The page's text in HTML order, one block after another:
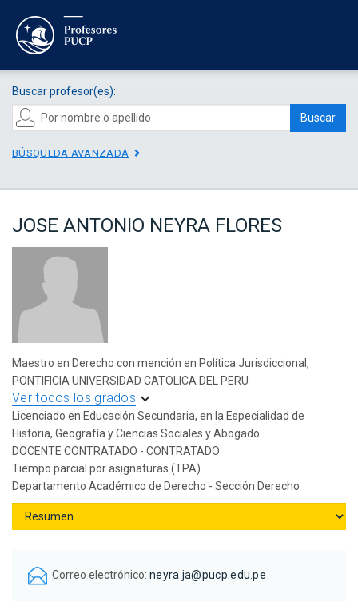
Buscar profesor(es):
Buscar
BÚSQUEDA AVANZADA
JOSE ANTONIO NEYRA FLORES
Maestro en Derecho con mención en Política Jurisdiccional,
PONTIFICIA UNIVERSIDAD CATOLICA DEL PERU
Ver todos los grados
Licenciado en Educación Secundaria, en la Especialidad de
Historia, Geografía y Ciencias Sociales y Abogado
DOCENTE CONTRATADO - CONTRATADO
Tiempo parcial por asignaturas (TPA)
Departamento Académico de Derecho - Sección Derecho
Correo electrónico: neyra.ja@pucp.edu.pe